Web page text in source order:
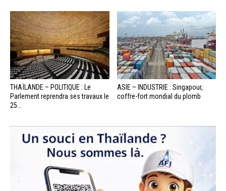
THAÏLANDE – POLITIQUE : Le
Parlement reprendra ses travaux le
25...
ASIE – INDUSTRIE : Singapour,
coffre-fort mondial du plomb